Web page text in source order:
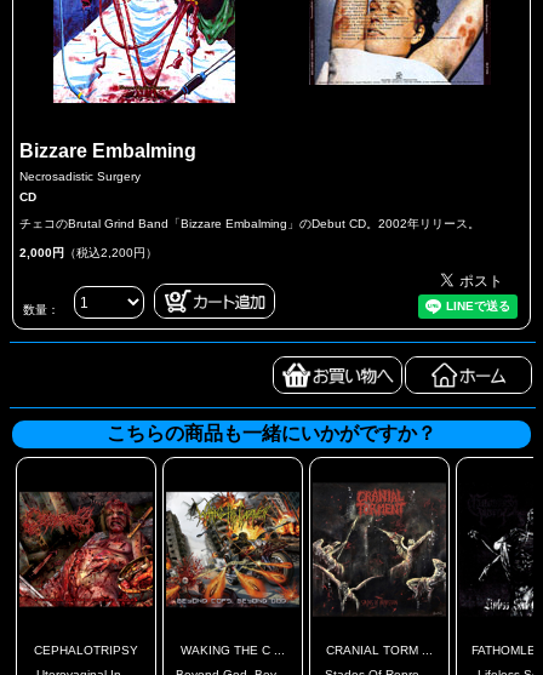
Bizzare Embalming
Necrosadistic Surgery
CD
チェコのBrutal Grind Band「Bizzare Embalming」のDebut CD。2002年リリース。
2,000円 （税込2,200円）
数量：
こちらの商品も一緒にいかがですか？
CEPHALOTRIPSY
WAKING THE C ...
CRANIAL TORM ...